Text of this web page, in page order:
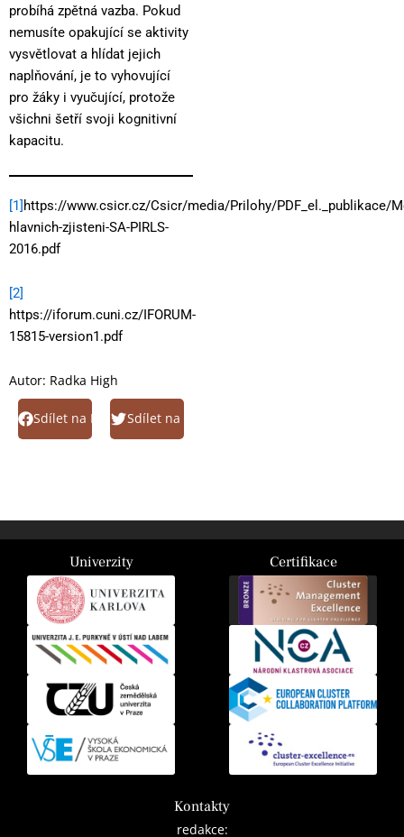
probíhá zpětná vazba. Pokud
nemusíte opakující se aktivity
vysvětlovat a hlídat jejich
naplňování, je to vyhovující
pro žáky i vyučující, protože
všichni šetří svoji kognitivní
kapacitu.
[1] https://www.csicr.cz/Csicr/media/Prilohy/PDF_el._publikace/
hlavnich-zjisteni-SA-PIRLS-
2016.pdf
[2]
https://iforum.cuni.cz/IFORUM-
15815-version1.pdf
Autor: Radka High
Sdílet na FacebookSdílet na Twitter
Univerzity Certifikace
Kontakty
redakce: